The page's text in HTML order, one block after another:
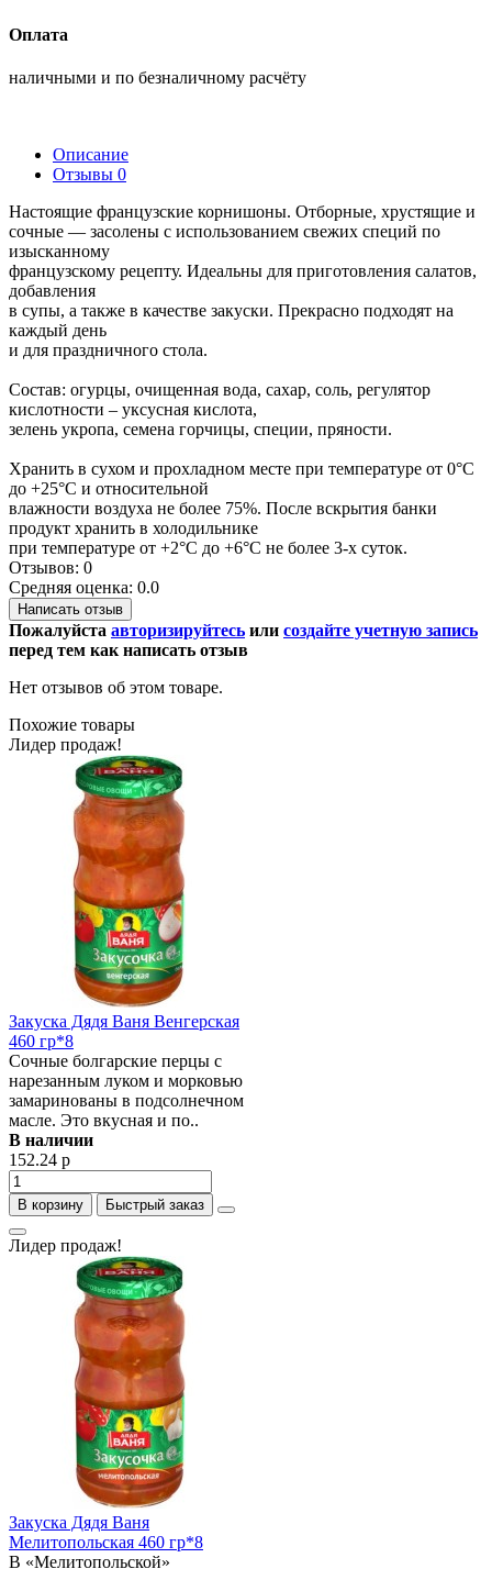
Оплата
наличными и по безналичному расчёту
Описание
Отзывы 0
Настоящие французские корнишоны. Отборные, хрустящие и
сочные — засолены с использованием свежих специй по
изысканному
французскому рецепту. Идеальны для приготовления салатов,
добавления
в супы, а также в качестве закуски. Прекрасно подходят на
каждый день
и для праздничного стола.
Состав: огурцы, очищенная вода, сахар, соль, регулятор
кислотности – уксусная кислота,
зелень укропа, семена горчицы, специи, пряности.
Хранить в сухом и прохладном месте при температуре от 0°C
до +25°С и относительной
влажности воздуха не более 75%. После вскрытия банки
продукт хранить в холодильнике
при температуре от +2°С до +6°С не более 3-х суток.
Отзывов: 0
Средняя оценка: 0.0
Написать отзыв
Пожалуйста авторизируйтесь или создайте учетную запись
перед тем как написать отзыв
Нет отзывов об этом товаре.
Похожие товары
Лидер продаж!
Закуска Дядя Ваня Венгерская
460 гр*8
Сочные болгарские перцы с
нарезанным луком и морковью
замаринованы в подсолнечном
масле. Это вкусная и по..
В наличии
152.24 р
В корзину Быстрый заказ
Лидер продаж!
Закуска Дядя Ваня
Мелитопольская 460 гр*8
В «Мелитопольской»